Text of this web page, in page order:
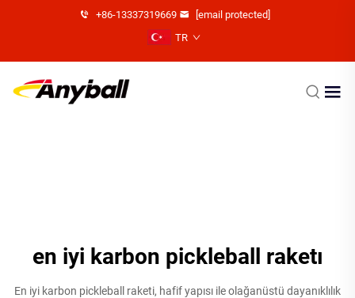
+86-13337319669
[email protected]
TR
en iyi karbon pickleball raketı
En iyi karbon pickleball raketi, hafif yapısı ile olağanüstü dayanıklılık